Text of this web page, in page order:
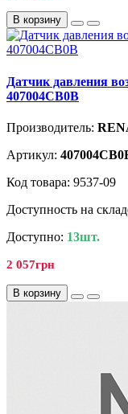
В корзину
Датчик давления
407004CB0B
Производитель:
Артикул:
Код товара: 9537-09
Доступность на
Доступно: 13шт.
2 057грн
В корзину